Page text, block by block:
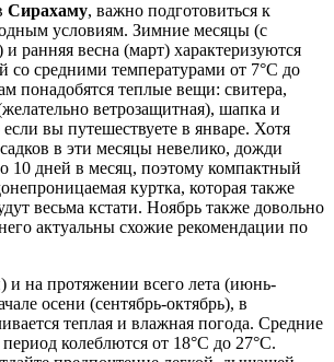
Сирахаму, важно подготовиться к
условиям. Зимние месяцы (с
и ранняя весна (март) характеризуются
со средними температурами от 7°C до
понадобятся теплые вещи: свитера,
ветрозащитная), шапка и
вы путешествуете в январе. Хотя
в эти месяцы невелико, дожди
10 дней в месяц, поэтому компактный
куртка, которая также
весьма кстати. Ноябрь также довольно
актуальны схожие рекомендации по
и на протяжении всего лета (июнь-
осени (сентябрь-октябрь), в
теплая и влажная погода. Средние
колеблются от 18°C до 27°C.